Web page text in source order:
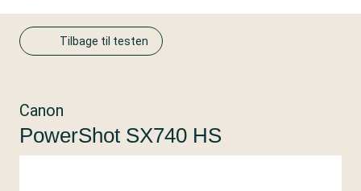
Tilbage til testen
Canon
PowerShot SX740 HS